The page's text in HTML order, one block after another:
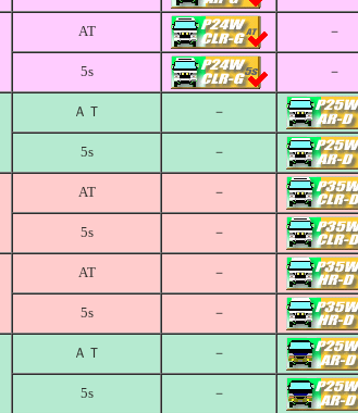
AT －
5s －
ＡＴ －
5s －
AT －
5s －
AT －
5s －
ＡＴ －
5s －